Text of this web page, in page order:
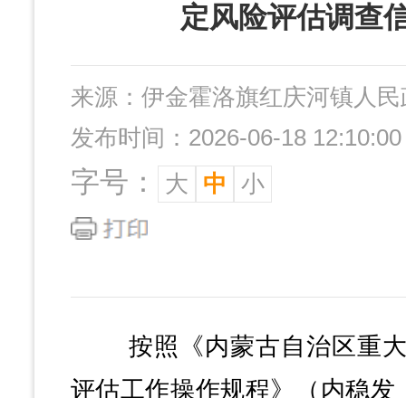
定风险评估调查
来源： 伊金霍洛旗红庆河镇人民
发布时间：2026-06-18 12:10:00
字号： 大 中 小
按照《内蒙古自治区重大
评估工作操作规程》（内稳发